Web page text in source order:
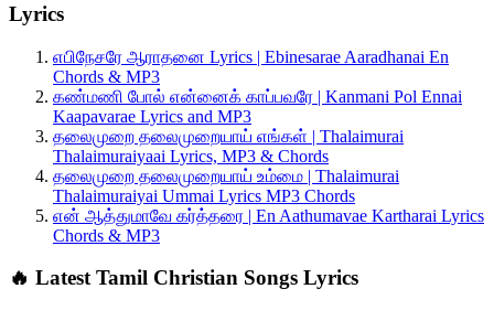
Lyrics
எபிநேசரே ஆராதனை Lyrics | Ebinesarae Aaradhanai En
Chords & MP3
கண்மணி போல் என்னைக் காப்பவரே | Kanmani Pol Ennai
Kaapavarae Lyrics and MP3
தலைமுறை தலைமுறையாய் எங்கள் | Thalaimurai
Thalaimuraiyaai Lyrics, MP3 & Chords
தலைமுறை தலைமுறையாய் உம்மை | Thalaimurai
Thalaimuraiyai Ummai Lyrics MP3 Chords
என் ஆத்துமாவே கர்த்தரை | En Aathumavae Kartharai Lyrics
Chords & MP3
🔥 Latest Tamil Christian Songs Lyrics